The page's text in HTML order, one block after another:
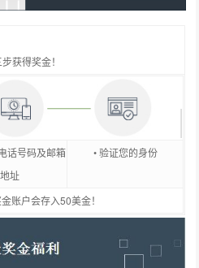
获得奖金！
话号码及邮箱
地址
• 验证您的身份
账户会存入50美金！